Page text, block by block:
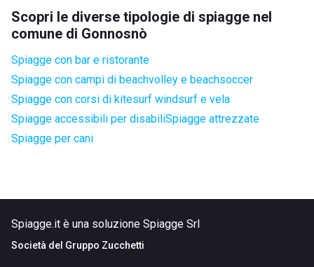
Scopri le diverse tipologie di spiagge nel
comune di Gonnosnò
Spiagge con bar e ristorante
Spiagge con campi di beachvolley e beachsoccer
Spiagge con corsi di kitesurf windsurf e vela
Spiagge accessibili per disabiliSpiagge attrezzate
Spiagge per cani
Spiagge.it è una soluzione Spiagge Srl
Società del Gruppo Zucchetti